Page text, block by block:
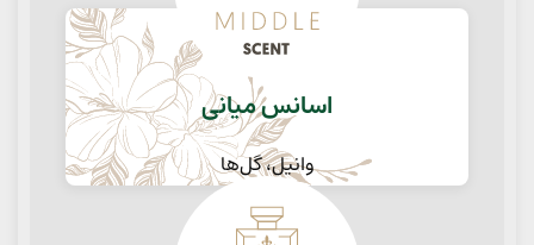
اسانس میانی
وانیل، گل‌ها